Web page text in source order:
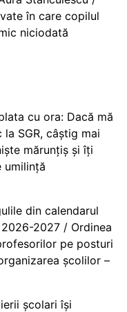
în care copilul
niciodată
cu ora: Dacă mă
SGR, câștig mai
mărunțiș și îți
umilință
din calendarul
2027 / Ordinea
pe posturi
școlilor –
școlari își